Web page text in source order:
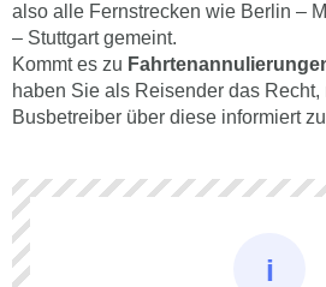
also alle Fernstrecken wie Berlin –
– Stuttgart gemeint.
Kommt es zu
haben Sie als Reisender das Recht,
Busbetreiber über diese informiert